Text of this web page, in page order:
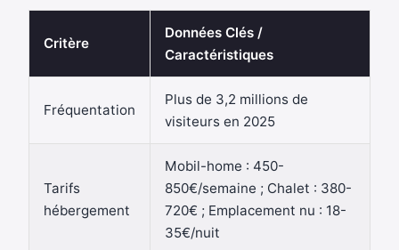
Critère
Données Clés /
Caractéristiques
Fréquentation
Plus de 3,2 millions de
visiteurs en 2025
Tarifs
hébergement
Mobil-home : 450-
850€/semaine ; Chalet : 380-
720€ ; Emplacement nu : 18-
35€/nuit